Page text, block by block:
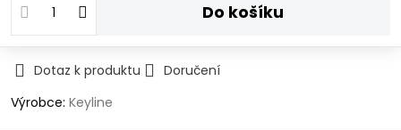
Do košíku
Dotaz k produktu
Doručení
Výrobce: Keyline